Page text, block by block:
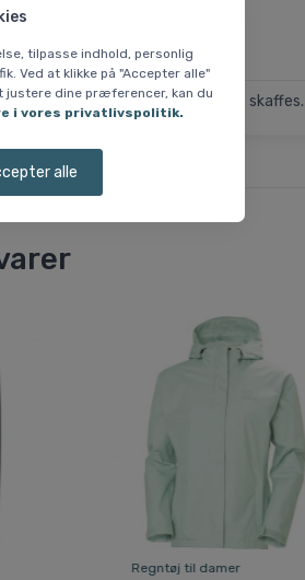
tilpasse indhold, personlig
Ved at klikke på "Accepter alle"
justere dine præferencer, kan du
i vores privatlivspolitik.
alle
Utilgængelige størrelser kan ikke skaffes.
Regntøj til damer